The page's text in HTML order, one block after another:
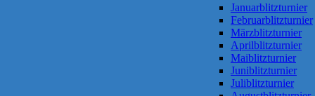
Januarblitzturnier
Februarblitzturnier
Märzblitzturnier
Aprilblitzturnier
Maiblitzturnier
Juniblitzturnier
Juliblitzturnier